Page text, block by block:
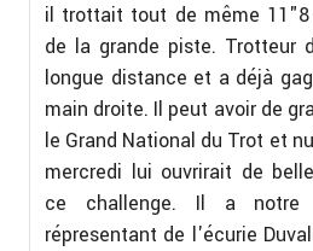
il trottait tout de même
de la grande piste. Trotteur
longue distance et a déjà
main droite. Il peut avoir de
le Grand National du Trot et
mercredi lui ouvrirait de
ce challenge. Il a notre
répresentant de l'écurie